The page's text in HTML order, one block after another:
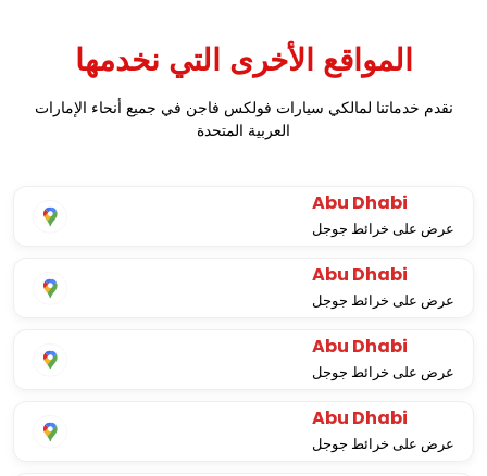
المواقع الأخرى التي نخدمها
نقدم خدماتنا لمالكي سيارات فولكس فاجن في جميع أنحاء الإمارات
العربية المتحدة
Abu Dhabi
عرض على خرائط جوجل
Abu Dhabi
عرض على خرائط جوجل
Abu Dhabi
عرض على خرائط جوجل
Abu Dhabi
عرض على خرائط جوجل